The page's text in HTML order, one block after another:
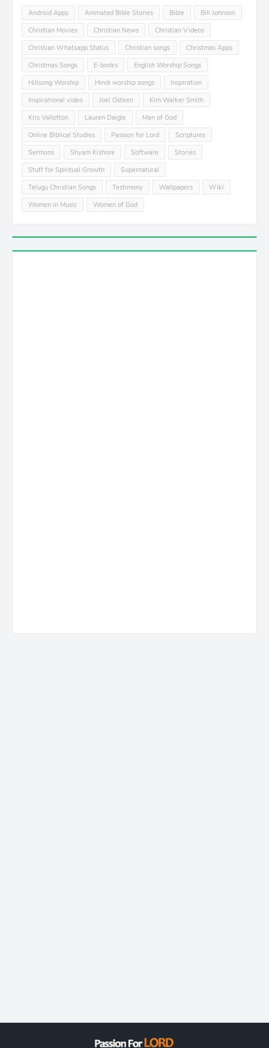
Android Apps Animated Bible Stories Bible
Bill Johnson
Christian Movies
Christian News
Christian Videos
Christian Whatsapp Status
Christian songs
Christmas Apps
Christmas Songs
E-books
English Worship Songs
Hillsong Worship
Hindi worship songs
Inspiration
Inspirational video
Joel Osteen
Kim Walker Smith
Kris Vallotton
Lauren Daigle
Man of God
Online Biblical Studies
Passion for Lord
Scriptures
Sermons
Shyam Kishore Software
Stories
Stuff for Spiritual Growth
Supernatural
Telugu Christian Songs
Testimony Wallpapers
Wiki
Women in Music
Women of God